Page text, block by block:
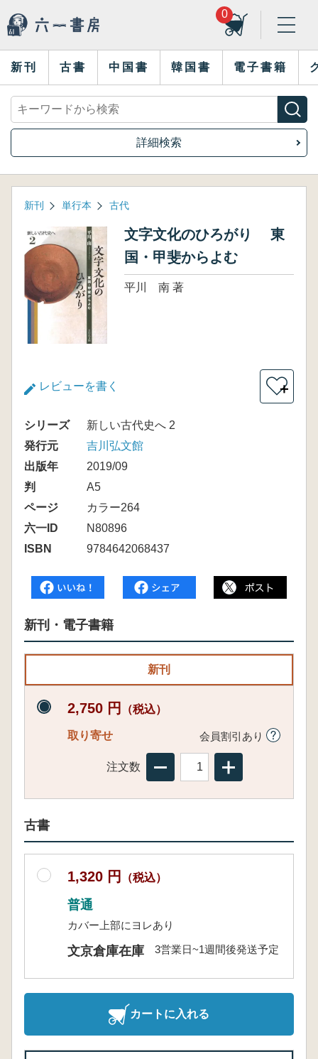
0
新刊 古書 中国書 韓国書 電子書籍
詳細検索
新刊 単行本 古代
文字文化のひろがり 東
国・甲斐からよむ
平川 南 著
レビューを書く ＋
シリーズ
新しい古代史へ 2
発行元
吉川弘文館
出版年
2019/09
判
A5
ページ
カラー264
六一ID
N80896
ISBN
9784642068437
新刊・電子書籍
新刊
2,750 円 （税込）
取り寄せ 会員割引あり
注文数
古書
1,320 円 （税込）
普通
カバー上部にヨレあり
文京倉庫在庫 3営業日~1週間後発送予定
カートに入れる